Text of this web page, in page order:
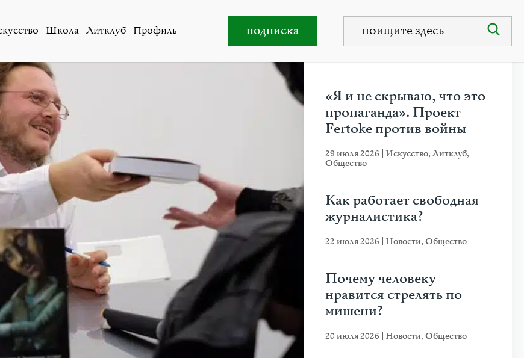
Школа Литклуб Профиль подписка
«Я и не скрываю, что это
пропаганда». Проект
Fertoke против войны
29 июля 2026 Искусство,Литклуб,
Общество
Как работает свободная
журналистика?
22 июля 2026 Новости,Общество
Почему человеку
нравится стрелять по
мишени?
20 июля 2026 Новости,Общество